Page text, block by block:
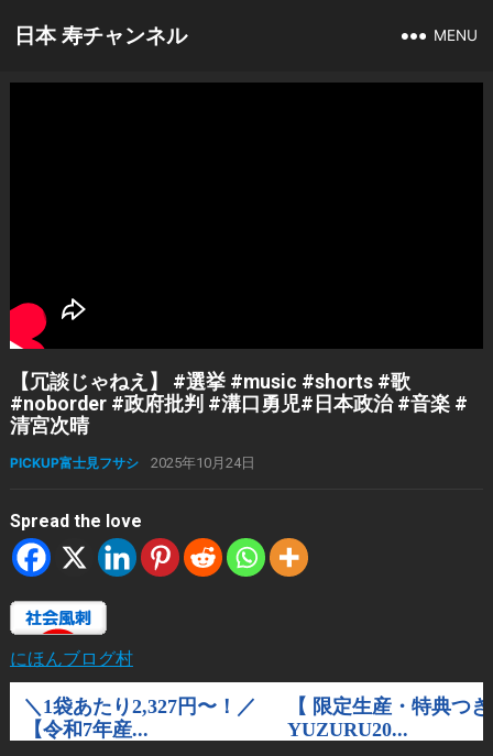
日本 寿チャンネル MENU
【冗談じゃねえ】 #選挙 #music #shorts #歌
#noborder #政府批判 #溝口勇児#日本政治 #音楽 #
清宮次晴
PICKUP富士見フサシ 2025年10月24日
Spread the love
にほんブログ村